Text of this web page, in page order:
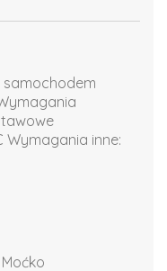
samochodem
Wymagania inne: